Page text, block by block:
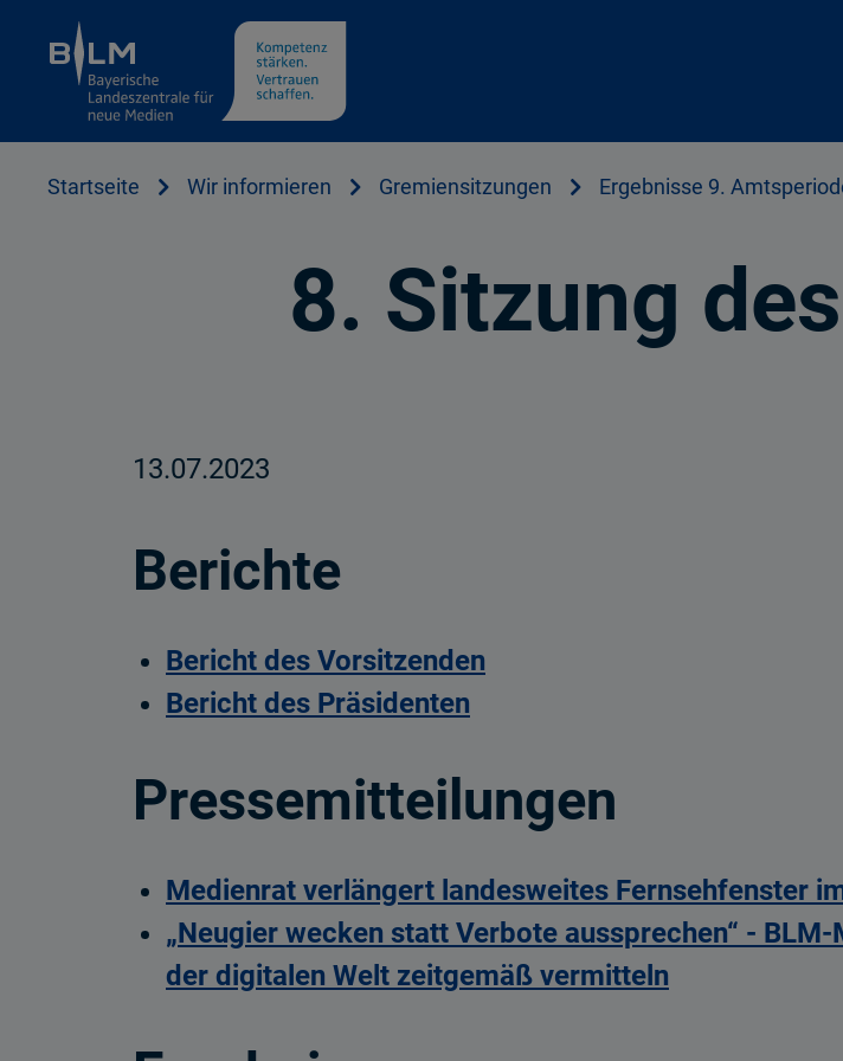
Cookie Hinweis
Startseite Wir informieren Gremiensitzungen Ergebnisse 9.
8. Sitzung
13.07.2023
Berichte
Bericht des Vorsitzenden
Bericht des Präsidenten
Pressemitteilungen
Medienrat verlängert landesweites Fernsehfenster
„Neugier wecken statt Verbote aussprechen“ -
der digitalen Welt zeitgemäß vermitteln